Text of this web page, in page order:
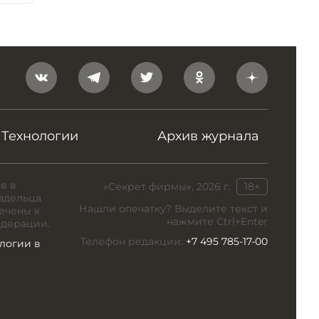
Технологии Архив журнала
«Секрет фирмы», 2026 г.
18+
Нашли опечатку? Выделите текст и
нажмите Ctrl+Enter
Телефон редакции: +7 495 785-17-00
в
к
в